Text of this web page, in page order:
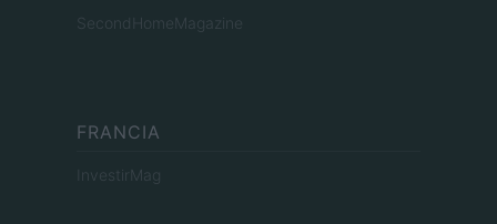
SecondHomeMagazine
FRANCIA
InvestirMag